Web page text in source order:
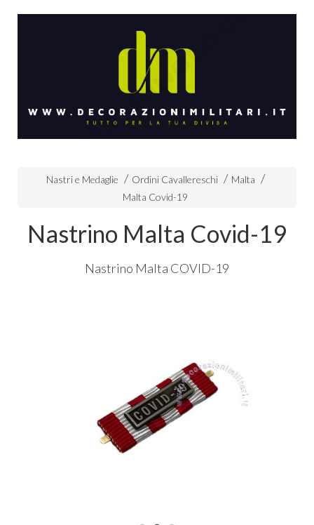
Nastri e Medaglie Ordini Cavallereschi
Malta
Malta Covid-19
Nastrino Malta Covid-19
Nastrino Malta COVID-19